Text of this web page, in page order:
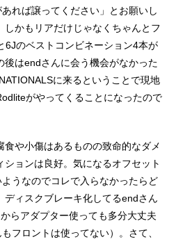
れば譲ってください」とお願いし
しかもリアだけじゃなくちゃんとフ
6Jのベストコンビネーション4本が
後はendさんに会う機会がなかった
に来るということで現地
がやってくることになったので
や小傷はあるものの致命的なダメ
ョンは良好。気になるオフセット
うなのでコレで入らなかったらど
ディスクブレーキ化してるendさん
らアダプター使っても多分大丈夫
フロントは使ってない）。さて、